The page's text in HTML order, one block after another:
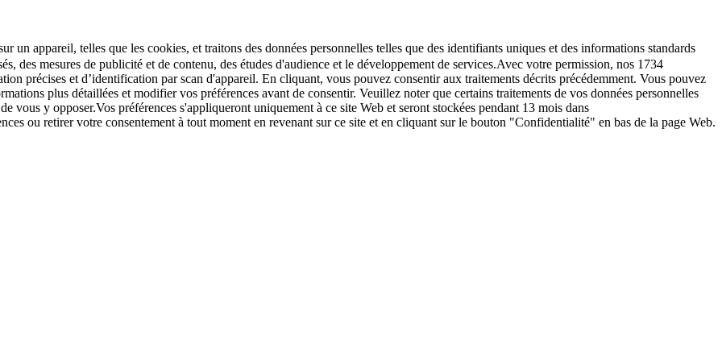
un appareil, telles que les cookies, et traitons des données personnelles telles que des identifiants uniques et des informations standards
des mesures de publicité et de contenu, des études d'audience et le développement de services.Avec votre permission, nos 1734
précises et d’identification par scan d'appareil. En cliquant, vous pouvez consentir aux traitements décrits précédemment. Vous pouvez
plus détaillées et modifier vos préférences avant de consentir. Veuillez noter que certains traitements de vos données personnelles
vous y opposer.Vos préférences s'appliqueront uniquement à ce site Web et seront stockées pendant 13 mois dans
ou retirer votre consentement à tout moment en revenant sur ce site et en cliquant sur le bouton "Confidentialité" en bas de la page Web.